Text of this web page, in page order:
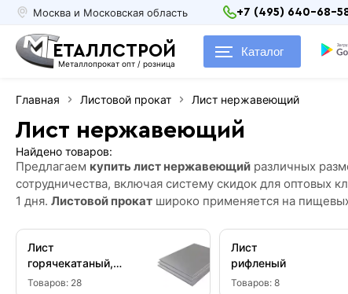
Москва и Московская область +7 (495) 640-68-
ЕТАЛЛСТРОЙ
Металлопрокат опт / розница
Каталог
Главная Листовой прокат Лист нержавеющий
Лист нержавеющий
Найдено товаров:
Предлагаем купить лист нержавеющий различных
сотрудничества, включая систему скидок для оптовых
1 дня.Листовой прокат широко применяется на
Лист
горячекатаный,
Ст3
Товаров: 28
Лист
рифленый
Товаров: 8